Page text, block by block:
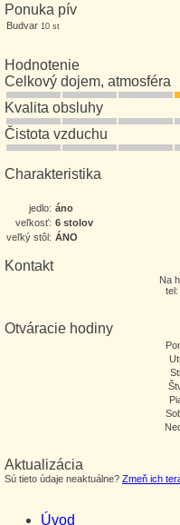
Ponuka pív
Budvar 10 st
Hodnotenie
Celkový dojem, atmosféra
Kvalita obsluhy
Čistota vzduchu
Charakteristika
jedlo: áno
veľkosť: 6 stolov
veľký stôl: ÁNO
Kontakt
Na
tel:
Otváracie hodiny
Aktualizácia
Sú tieto údaje neaktuálne? Zmeň ich
Úvod